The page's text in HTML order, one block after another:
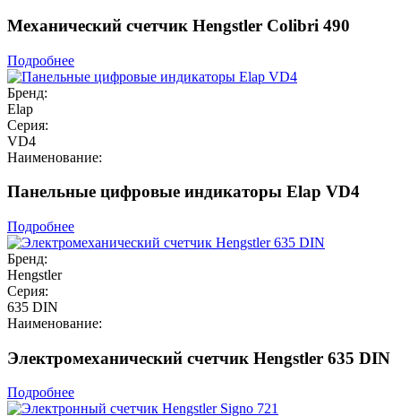
Механический счетчик Hengstler Colibri 490
Подробнее
Бренд:
Elap
Серия:
VD4
Наименование:
Панельные цифровые индикаторы Elap VD4
Подробнее
Бренд:
Hengstler
Серия:
635 DIN
Наименование:
Электромеханический счетчик Hengstler 635 DIN
Подробнее